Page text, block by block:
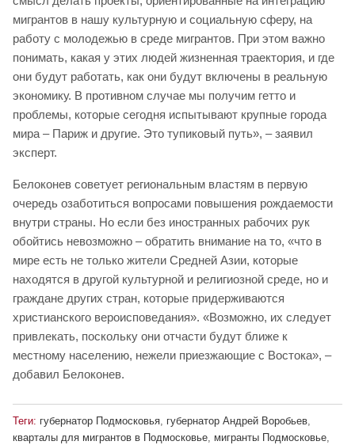
мигрантов в нашу культурную и социальную сферу, на
работу с молодежью в среде мигрантов. При этом важно
понимать, какая у этих людей жизненная траектория, и где
они будут работать, как они будут включены в реальную
экономику. В противном случае мы получим гетто и
проблемы, которые сегодня испытывают крупные города
мира – Париж и другие. Это тупиковый путь», – заявил
эксперт.
Белоконев советует региональным властям в первую
очередь озаботиться вопросами повышения рождаемости
внутри страны. Но если без иностранных рабочих рук
обойтись невозможно – обратить внимание на то, «что в
мире есть не только жители Средней Азии, которые
находятся в другой культурной и религиозной среде, но и
граждане других стран, которые придерживаются
христианского вероисповедания». «Возможно, их следует
привлекать, поскольку они отчасти будут ближе к
местному населению, нежели приезжающие с Востока», –
добавил Белоконев.
Теги: губернатор Подмосковья, губернатор Андрей Воробьев,
кварталы для мигрантов в Подмосковье, мигранты Подмосковье,